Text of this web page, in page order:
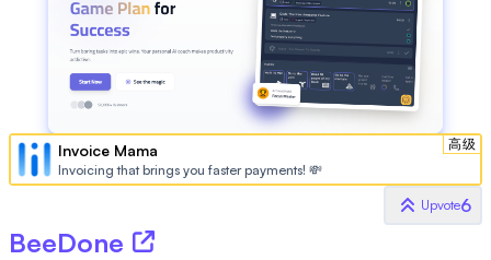
高级
Invoice Mama
Invoicing that brings you faster payments! 💸
Upvote6
BeeDone